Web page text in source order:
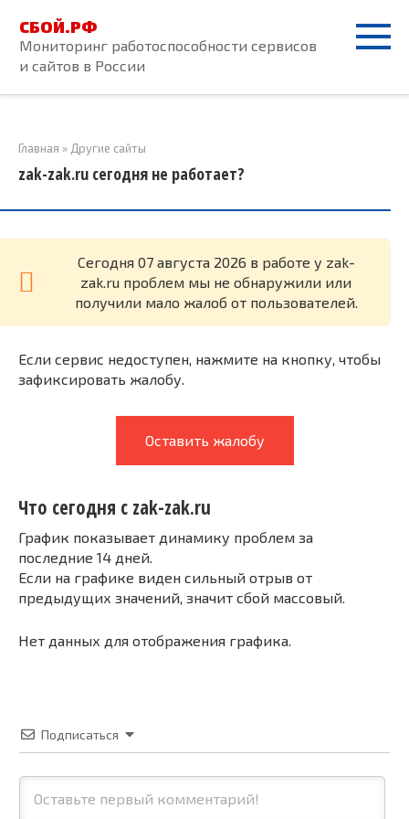
контенту
СБОЙ.РФ
Мониторинг работоспособности сервисов
и сайтов в России
Главная » Другие сайты
zak-zak.ru сегодня не работает?
Cегодня 07 августа 2026 в работе у zak-
zak.ru проблем мы не обнаружили или
получили мало жалоб от пользователей.
Если сервис недоступен, нажмите на кнопку, чтобы
зафиксировать жалобу.
Оставить жалобу
Что сегодня с zak-zak.ru
График показывает динамику проблем за
последние 14 дней.
Если на графике виден сильный отрыв от
предыдущих значений, значит сбой массовый.
Нет данных для отображения графика.
Подписаться